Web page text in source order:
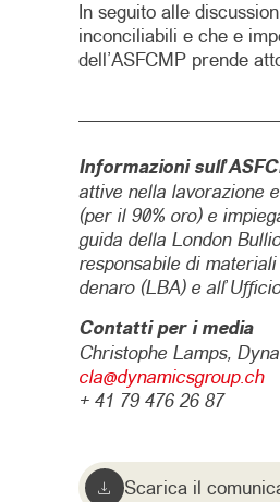
In seguito alle
inconciliabili e che e
dell’ASFCMP prende
Informazioni
attive nella lavorazione
(per il 90% oro) e
guida della London
responsabile di
denaro (LBA) e
Contatti per i media
Christophe Lamps,
cla@dynamicsgroup.ch
+ 41 79 476 26 87
Scarica il